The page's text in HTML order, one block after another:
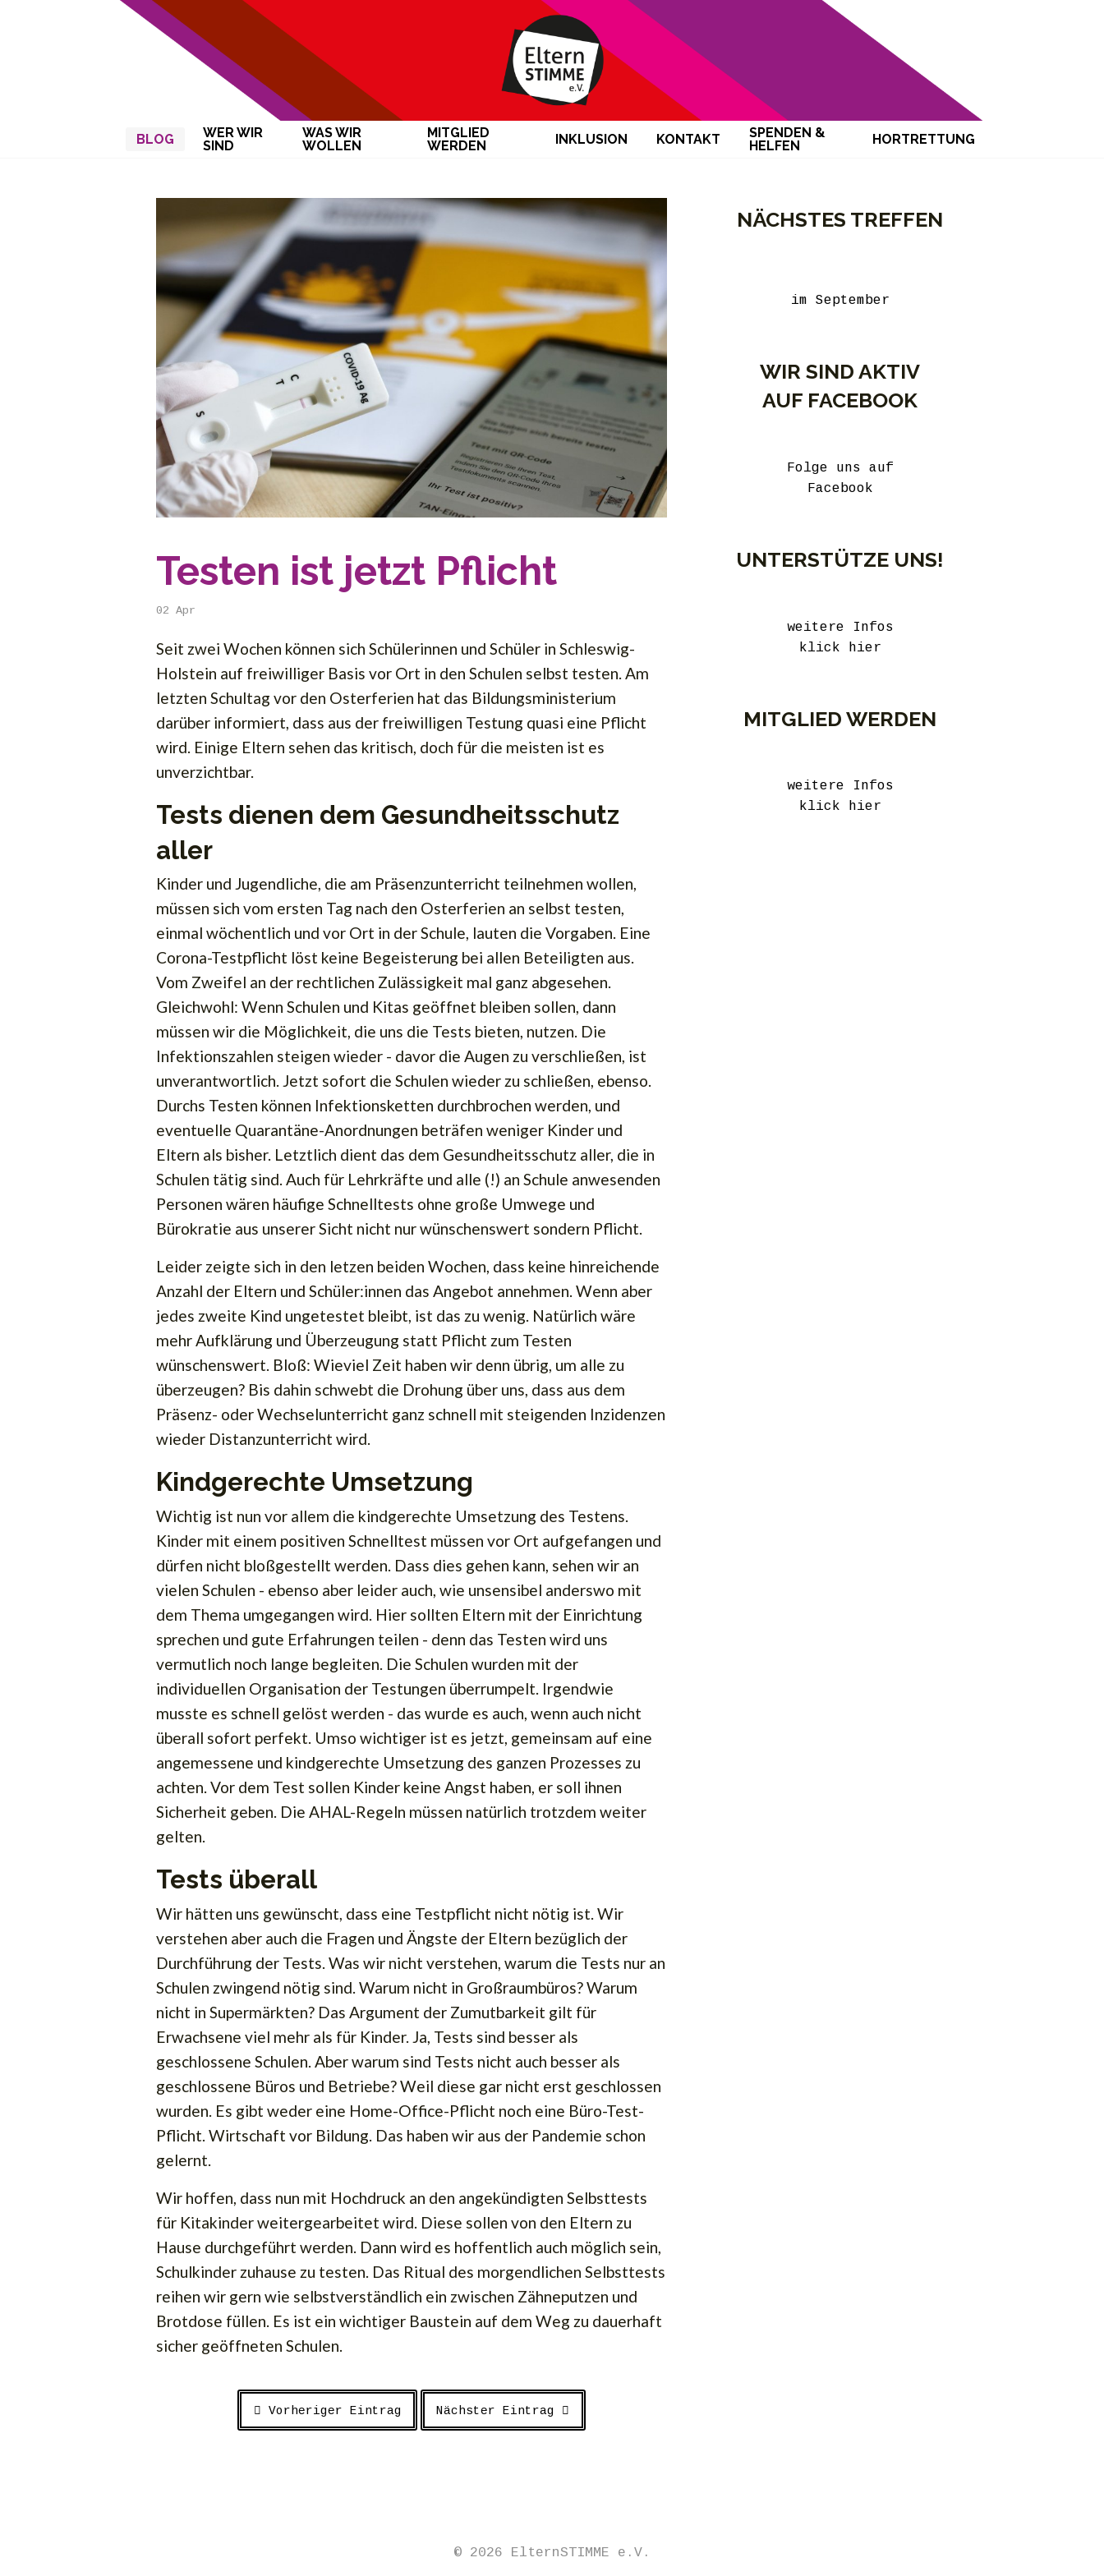
BLOG
WER WIR
SIND
WAS WIR
WOLLEN
MITGLIED
WERDEN
INKLUSION KONTAKT
SPENDEN &
HELFEN
HORTRETTUNG
Testen ist jetzt Pflicht
02 Apr
Seit zwei Wochen können sich Schülerinnen und Schüler in Schleswig-
Holstein auf freiwilliger Basis vor Ort in den Schulen selbst testen. Am
letzten Schultag vor den Osterferien hat das Bildungsministerium
darüber informiert, dass aus der freiwilligen Testung quasi eine Pflicht
wird. Einige Eltern sehen das kritisch, doch für die meisten ist es
unverzichtbar.
Tests dienen dem Gesundheitsschutz
aller
Kinder und Jugendliche, die am Präsenzunterricht teilnehmen wollen,
müssen sich vom ersten Tag nach den Osterferien an selbst testen,
einmal wöchentlich und vor Ort in der Schule, lauten die Vorgaben. Eine
Corona-Testpflicht löst keine Begeisterung bei allen Beteiligten aus.
Vom Zweifel an der rechtlichen Zulässigkeit mal ganz abgesehen.
Gleichwohl: Wenn Schulen und Kitas geöffnet bleiben sollen, dann
müssen wir die Möglichkeit, die uns die Tests bieten, nutzen. Die
Infektionszahlen steigen wieder - davor die Augen zu verschließen, ist
unverantwortlich. Jetzt sofort die Schulen wieder zu schließen, ebenso.
Durchs Testen können Infektionsketten durchbrochen werden, und
eventuelle Quarantäne-Anordnungen beträfen weniger Kinder und
Eltern als bisher. Letztlich dient das dem Gesundheitsschutz aller, die in
Schulen tätig sind. Auch für Lehrkräfte und alle (!) an Schule anwesenden
Personen wären häufige Schnelltests ohne große Umwege und
Bürokratie aus unserer Sicht nicht nur wünschenswert sondern Pflicht.
Leider zeigte sich in den letzen beiden Wochen, dass keine hinreichende
Anzahl der Eltern und Schüler:innen das Angebot annehmen. Wenn aber
jedes zweite Kind ungetestet bleibt, ist das zu wenig. Natürlich wäre
mehr Aufklärung und Überzeugung statt Pflicht zum Testen
wünschenswert. Bloß: Wieviel Zeit haben wir denn übrig, um alle zu
überzeugen? Bis dahin schwebt die Drohung über uns, dass aus dem
Präsenz- oder Wechselunterricht ganz schnell mit steigenden Inzidenzen
wieder Distanzunterricht wird.
Kindgerechte Umsetzung
Wichtig ist nun vor allem die kindgerechte Umsetzung des Testens.
Kinder mit einem positiven Schnelltest müssen vor Ort aufgefangen und
dürfen nicht bloßgestellt werden. Dass dies gehen kann, sehen wir an
vielen Schulen - ebenso aber leider auch, wie unsensibel anderswo mit
dem Thema umgegangen wird. Hier sollten Eltern mit der Einrichtung
sprechen und gute Erfahrungen teilen - denn das Testen wird uns
vermutlich noch lange begleiten. Die Schulen wurden mit der
individuellen Organisation der Testungen überrumpelt. Irgendwie
musste es schnell gelöst werden - das wurde es auch, wenn auch nicht
überall sofort perfekt. Umso wichtiger ist es jetzt, gemeinsam auf eine
angemessene und kindgerechte Umsetzung des ganzen Prozesses zu
achten. Vor dem Test sollen Kinder keine Angst haben, er soll ihnen
Sicherheit geben. Die AHAL-Regeln müssen natürlich trotzdem weiter
gelten.
Tests überall
Wir hätten uns gewünscht, dass eine Testpflicht nicht nötig ist. Wir
verstehen aber auch die Fragen und Ängste der Eltern bezüglich der
Durchführung der Tests. Was wir nicht verstehen, warum die Tests nur an
Schulen zwingend nötig sind. Warum nicht in Großraumbüros? Warum
nicht in Supermärkten? Das Argument der Zumutbarkeit gilt für
Erwachsene viel mehr als für Kinder. Ja, Tests sind besser als
geschlossene Schulen. Aber warum sind Tests nicht auch besser als
geschlossene Büros und Betriebe? Weil diese gar nicht erst geschlossen
wurden. Es gibt weder eine Home-Office-Pflicht noch eine Büro-Test-
Pflicht. Wirtschaft vor Bildung. Das haben wir aus der Pandemie schon
gelernt.
Wir hoffen, dass nun mit Hochdruck an den angekündigten Selbsttests
für Kitakinder weitergearbeitet wird. Diese sollen von den Eltern zu
Hause durchgeführt werden. Dann wird es hoffentlich auch möglich sein,
Schulkinder zuhause zu testen. Das Ritual des morgendlichen Selbsttests
reihen wir gern wie selbstverständlich ein zwischen Zähneputzen und
Brotdose füllen. Es ist ein wichtiger Baustein auf dem Weg zu dauerhaft
sicher geöffneten Schulen.
Vorheriger Eintrag Nächster Eintrag
NÄCHSTES TREFFEN
im September
WIR SIND AKTIV
AUF FACEBOOK
Folge uns auf
Facebook
UNTERSTÜTZE UNS!
weitere Infos
klick hier
MITGLIED WERDEN
weitere Infos
klick hier
© 2026 ElternSTIMME e.V.